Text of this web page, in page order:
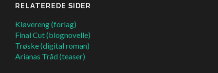
RELATEREDE SIDER
Kløvereng (forlag)
Final Cut (blognovelle)
Trøske (digital roman)
Arianas Tråd (teaser)